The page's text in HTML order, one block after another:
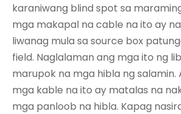
karaniwang blind spot sa
mga makapal na cable na ito ay
liwanag mula sa source box
field. Naglalaman ang mga ito ng
marupok na mga hibla ng
mga kable na ito ay matalas na
mga panloob na hibla. Kapag